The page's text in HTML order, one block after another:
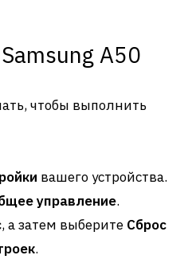
A50
чтобы выполнить
вашего устройства.
управление.
, а затем выберите Сброс
.